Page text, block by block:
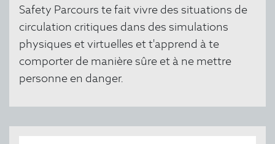
Safety Parcours te fait vivre des situations de
circulation critiques dans des simulations
physiques et virtuelles et t'apprend à te
comporter de manière sûre et à ne mettre
personne en danger.